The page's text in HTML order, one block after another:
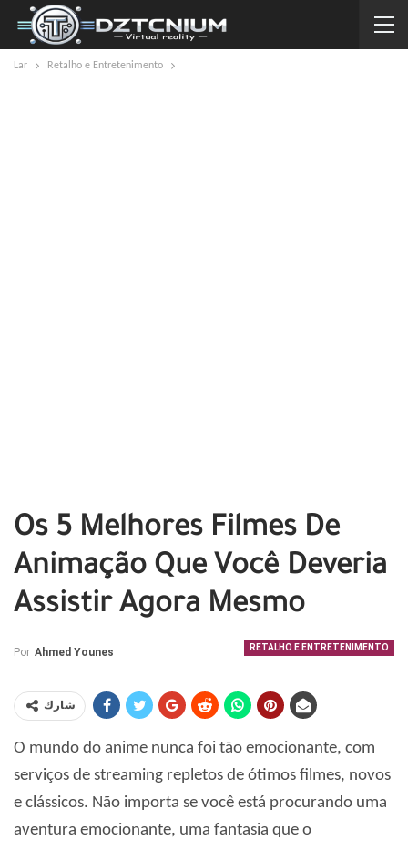
Lar Retalho e Entretenimento
Os 5 Melhores Filmes De
Animação Que Você Deveria
Assistir Agora Mesmo
RETALHO E ENTRETENIMENTO
Por Ahmed Younes
شارك
O mundo do anime nunca foi tão emocionante, com
serviços de streaming repletos de ótimos filmes, novos
e clássicos. Não importa se você está procurando uma
aventura emocionante, uma fantasia que o